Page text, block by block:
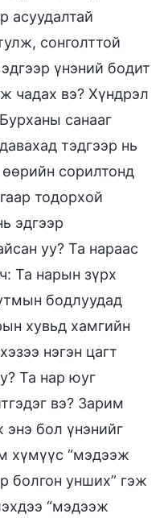
асуудалтай
сонголттой
үнэний бодит
чадах вэ? Хүндрэл
санааг
тэдгээр нь
өөрийн сорилтонд
тодорхой
эдгээр
уу? Та нараас
Та нарын зүрх
бодлуудад
хувьд хамгийн
нэгэн цагт
Та нар юуг
вэ? Зарим
энэ бол үнэнийг
хүмүүс “мэдээж
болгон унших” гэж
“мэдээж